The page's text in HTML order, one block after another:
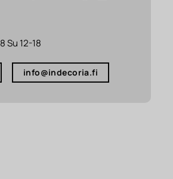
Su 12-18
info@indecoria.fi